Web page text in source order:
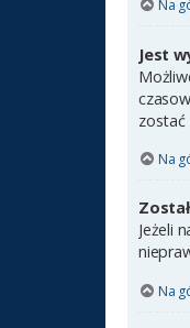
Na
Jest
zostać
Na
Jeżeli
Na